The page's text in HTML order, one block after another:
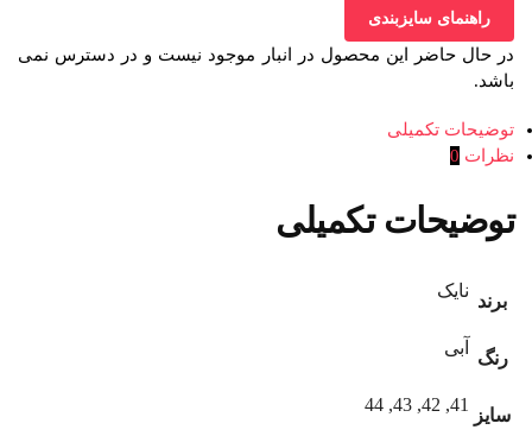
راهنمای سایزبندی
در حال حاضر این محصول در انبار موجود نیست و در دسترس نمی
باشد.
توضیحات تکمیلی
نظرات 0
توضیحات تکمیلی
برند
نایک
رنگ
آبی
سایز
41, 42, 43, 44